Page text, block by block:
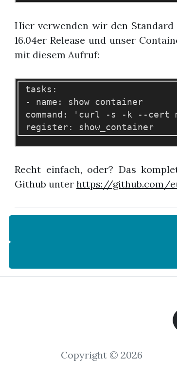
Hier verwenden wir den
16.04er Release und unser
mit diesem Aufruf:
tasks:
- name: show container
command: 'curl -s -k --cert
Recht einfach, oder? Das
Github unter https://github.com/
Copyright © 2026